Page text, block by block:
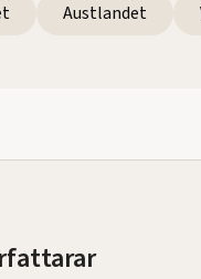
Austlandet